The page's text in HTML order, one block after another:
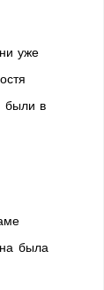
уже
были в
была